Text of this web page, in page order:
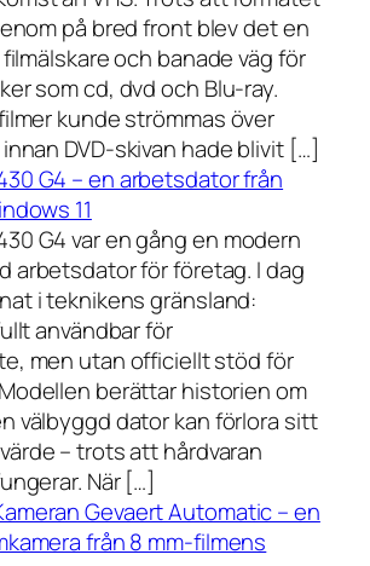
på bred front blev det en
och banade väg för
som cd, dvd och Blu-ray.
kunde strömmas över
DVD-skivan hade blivit […]
G4 – en arbetsdator från
11
G4 var en gång en modern
arbetsdator för företag. I dag
i teknikens gränsland:
användbar för
men utan officiellt stöd för
berättar historien om
välbyggd dator kan förlora sitt
– trots att hårdvaran
När […]
Gevaert Automatic – en
från 8 mm-filmens